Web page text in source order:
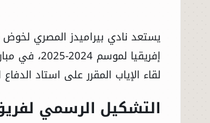
يستعد نادي بيراميدز المصري
لقاء الإياب المقرر على استاد الدفاع
التشكيل الرسمي